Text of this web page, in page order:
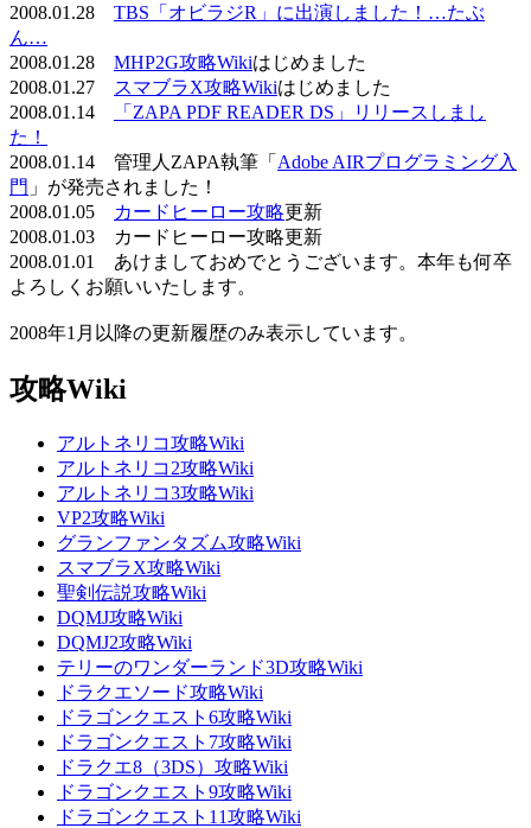
2008.01.28 TBS「オビラジR」に出演しました！…たぶ
ん…
2008.01.28 MHP2G攻略Wikiはじめました
2008.01.27
スマブラX攻略Wikiはじめました
2008.01.14
「ZAPA PDF READER DS」リリースしまし
た！
2008.01.14 管理人ZAPA執筆「 Adobe AIRプログラミング入
門 」が発売されました！
2008.01.05
カードヒーロー攻略更新
2008.01.03 カードヒーロー攻略更新
2008.01.01 あけましておめでとうございます。本年も何卒
よろしくお願いいたします。
2008年1月以降の更新履歴のみ表示しています。
攻略Wiki
アルトネリコ攻略Wiki
アルトネリコ2攻略Wiki
アルトネリコ3攻略Wiki
VP2攻略Wiki
グランファンタズム攻略Wiki
スマブラX攻略Wiki
聖剣伝説攻略Wiki
DQMJ攻略Wiki
DQMJ2攻略Wiki
テリーのワンダーランド3D攻略Wiki
ドラクエソード攻略Wiki
ドラゴンクエスト6攻略Wiki
ドラゴンクエスト7攻略Wiki
ドラクエ8（3DS）攻略Wiki
ドラゴンクエスト9攻略Wiki
ドラゴンクエスト11攻略Wiki